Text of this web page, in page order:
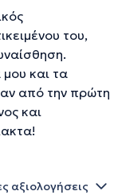
του,
και τα
από την πρώτη
και
αξιολογήσεις